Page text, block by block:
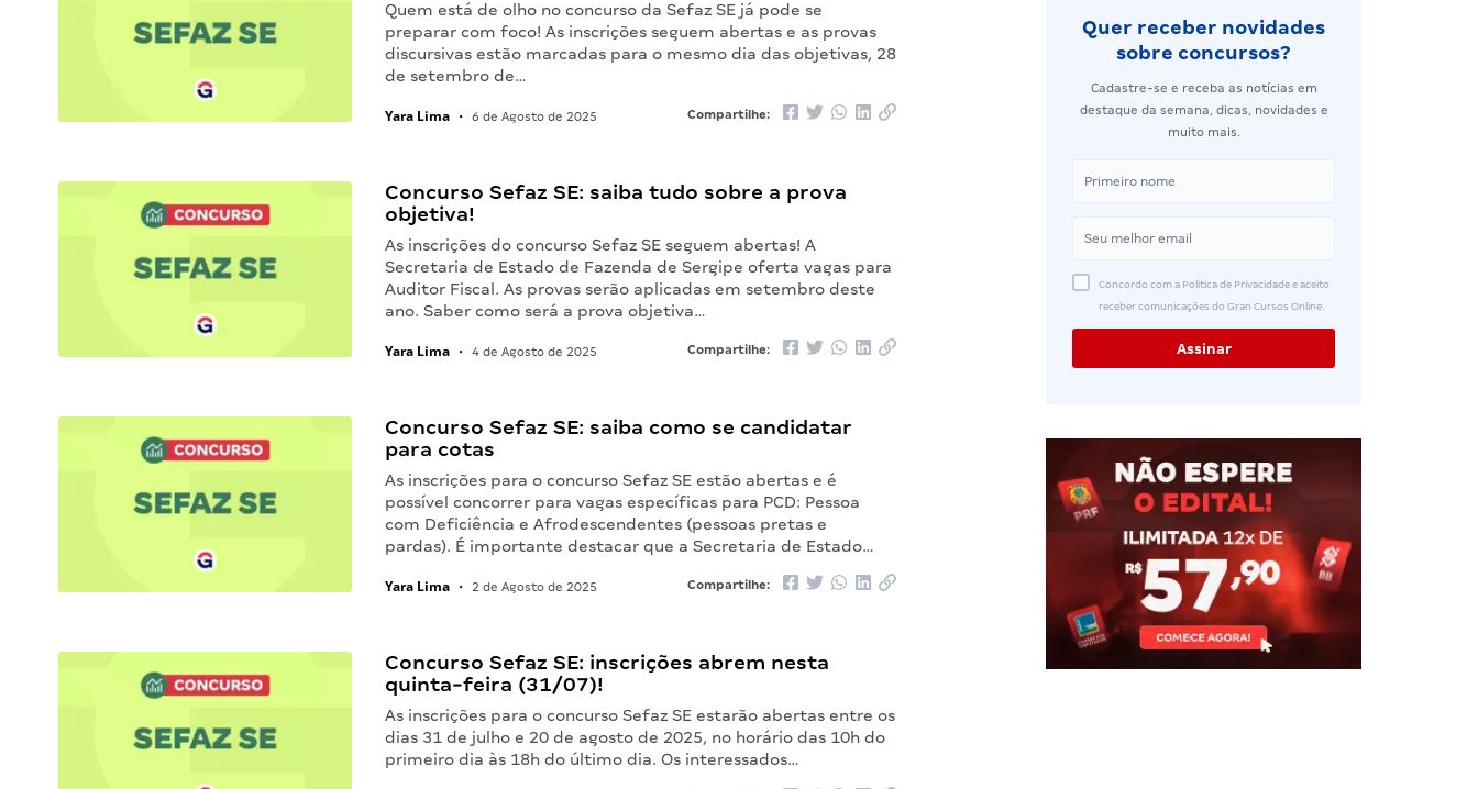
Quem está de olho no concurso da Sefaz SE já pode se
preparar com foco! As inscrições seguem abertas e as provas
discursivas estão marcadas para o mesmo dia das objetivas, 28
de setembro de…
Yara Lima • 6 de Agosto de 2025 Compartilhe:
Concurso Sefaz SE: saiba tudo sobre a prova
objetiva!
As inscrições do concurso Sefaz SE seguem abertas! A
Secretaria de Estado de Fazenda de Sergipe oferta vagas para
Auditor Fiscal. As provas serão aplicadas em setembro deste
ano. Saber como será a prova objetiva…
Yara Lima • 4 de Agosto de 2025 Compartilhe:
Concurso Sefaz SE: saiba como se candidatar
para cotas
As inscrições para o concurso Sefaz SE estão abertas e é
possível concorrer para vagas específicas para PCD: Pessoa
com Deficiência e Afrodescendentes (pessoas pretas e
pardas). É importante destacar que a Secretaria de Estado…
Yara Lima • 2 de Agosto de 2025 Compartilhe:
Concurso Sefaz SE: inscrições abrem nesta
quinta-feira (31/07)!
As inscrições para o concurso Sefaz SE estarão abertas entre os
dias 31 de julho e 20 de agosto de 2025, no horário das 10h do
primeiro dia às 18h do último dia. Os interessados…
Quer receber novidades
sobre concursos?
Cadastre-se e receba as notícias em
destaque da semana, dicas, novidades e
muito mais.
Concordo com a Política de Privacidade e aceito
receber comunicações do Gran Cursos Online.